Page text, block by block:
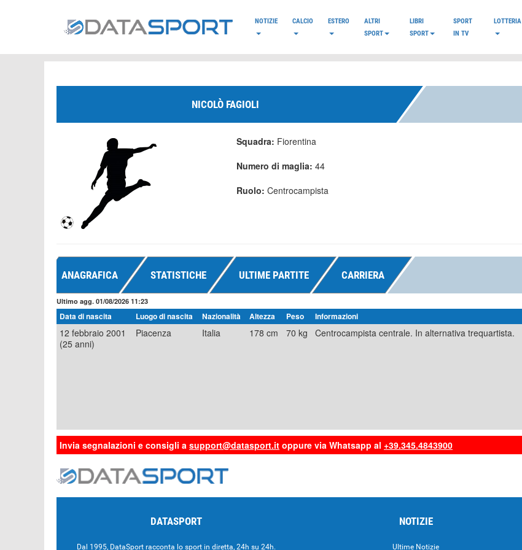
NOTIZIE CALCIO ESTERO
ALTRI
SPORT
LIBRI
SPORT
SPORT
IN TV
LOTTERIA
NICOLÒ FAGIOLI
Squadra: Fiorentina
Numero di maglia: 44
Ruolo: Centrocampista
ANAGRAFICA STATISTICHE ULTIME PARTITE CARRIERA
Ultimo agg. 01/08/2026 11:23
Data di nascita Luogo di nascita Nazionalità Altezza Peso Informazioni
12 febbraio 2001
(25 anni)
Piacenza Italia 178 cm 70 kg Centrocampista centrale. In alternativa trequartista.
Invia segnalazioni e consigli a support@datasport.it oppure via Whatsapp al +39.345.4843900
DATASPORT
Dal 1995, DataSport racconta lo sport in diretta, 24h su 24h.
NOTIZIE
Ultime Notizie